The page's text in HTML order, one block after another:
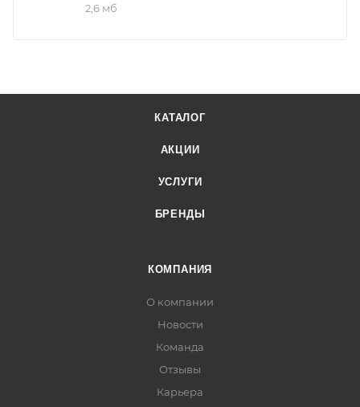
2,6 мб
КАТАЛОГ
АКЦИИ
УСЛУГИ
БРЕНДЫ
КОМПАНИЯ
О компании
Новости
Команда
Отзывы
Карьера